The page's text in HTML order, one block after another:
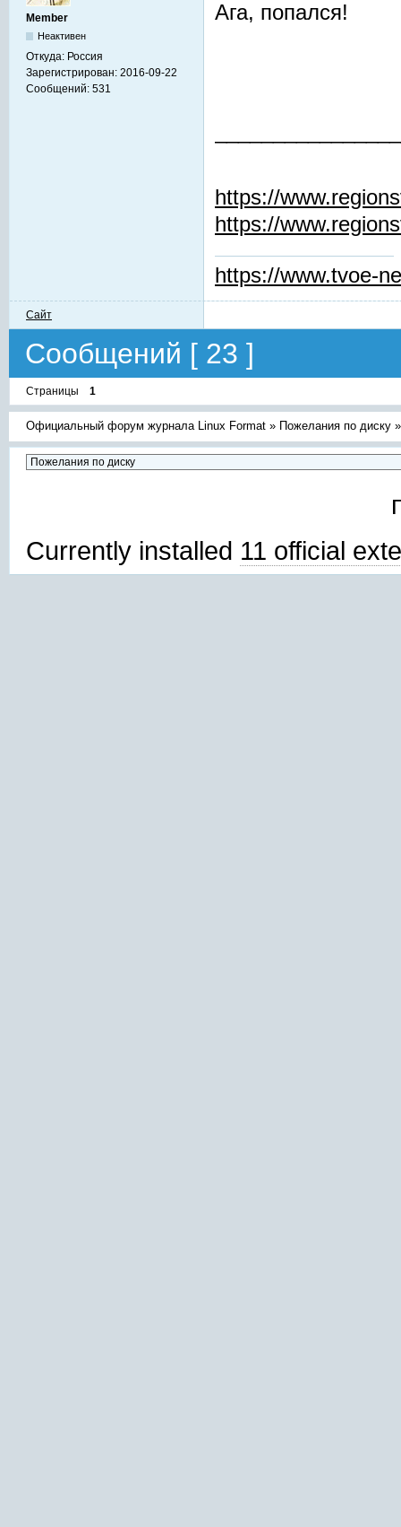
Member
Неактивен
Откуда: Россия
Зарегистрирован: 2016-09-22
Сообщений: 531
Ага, попался!
https://
https://
https://www.tvoe-
Сайт
Сообщений [ 23 ]
Страницы 1
Официальный форум журнала Linux Format » Пожелания по диску
Currently installed 11 official